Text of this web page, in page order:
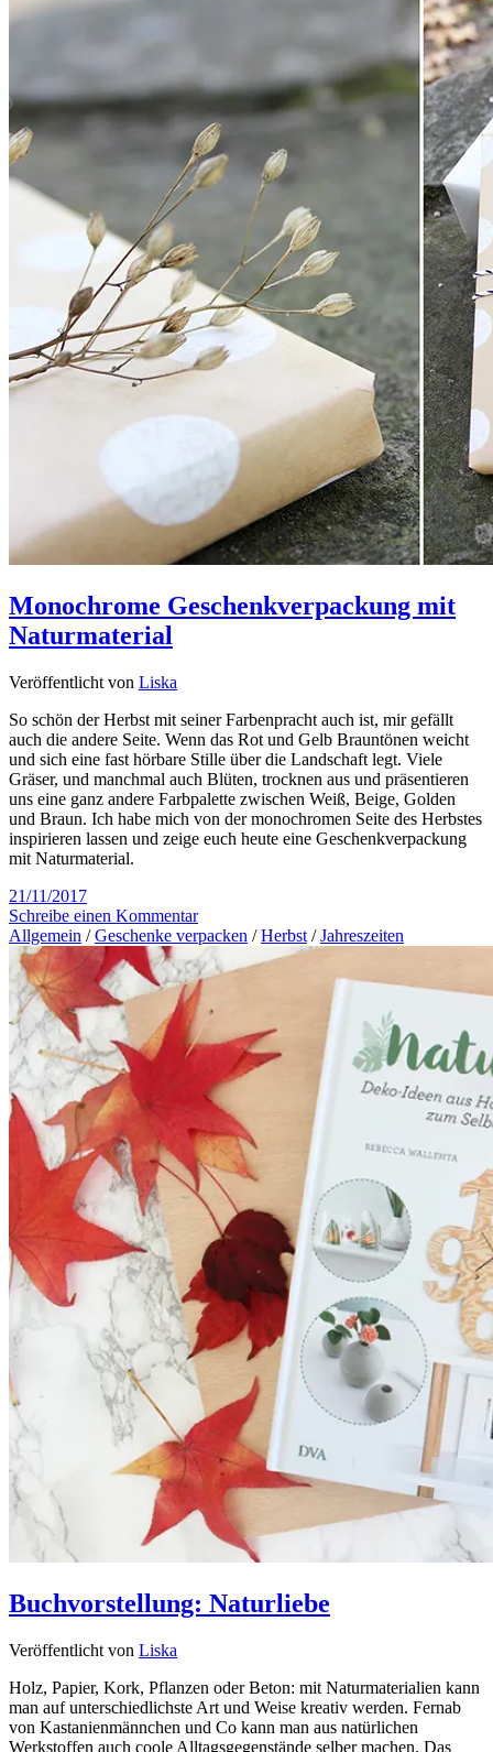
Monochrome Geschenkverpackung mit
Naturmaterial
Veröffentlicht von Liska
So schön der Herbst mit seiner Farbenpracht auch ist, mir gefällt
auch die andere Seite. Wenn das Rot und Gelb Brauntönen weicht
und sich eine fast hörbare Stille über die Landschaft legt. Viele
Gräser, und manchmal auch Blüten, trocknen aus und präsentieren
uns eine ganz andere Farbpalette zwischen Weiß, Beige, Golden
und Braun. Ich habe mich von der monochromen Seite des Herbstes
inspirieren lassen und zeige euch heute eine Geschenkverpackung
mit Naturmaterial.
21/11/2017
Schreibe einen Kommentar
Allgemein /Geschenke verpacken /Herbst /Jahreszeiten
Buchvorstellung: Naturliebe
Veröffentlicht von Liska
Holz, Papier, Kork, Pflanzen oder Beton: mit Naturmaterialien kann
man auf unterschiedlichste Art und Weise kreativ werden. Fernab
von Kastanienmännchen und Co kann man aus natürlichen
Werkstoffen auch coole Alltagsgegenstände selber machen. Das